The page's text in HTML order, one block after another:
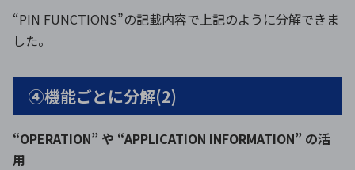
“PIN FUNCTIONS”の記載内容で上記のように分解できま
した。
④機能ごとに分解(2)
“OPERATION” や “APPLICATION INFORMATION” の活
用